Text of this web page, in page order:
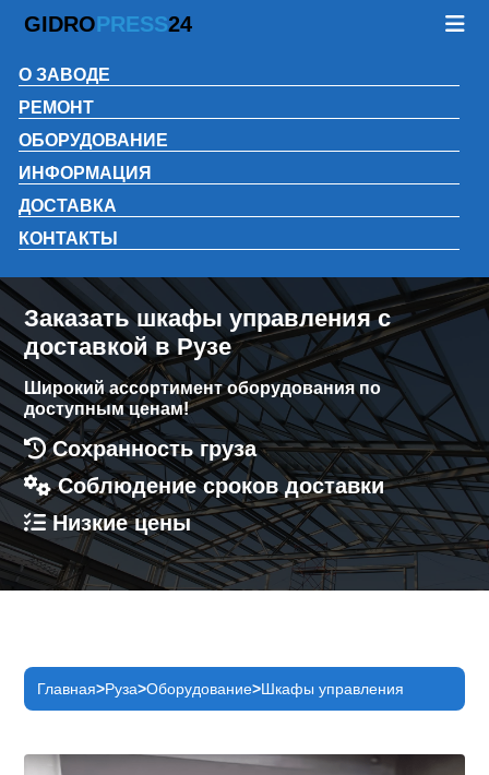
GIDROPRESS24
О ЗАВОДЕ
РЕМОНТ
ОБОРУДОВАНИЕ
ИНФОРМАЦИЯ
ДОСТАВКА
КОНТАКТЫ
Заказать шкафы управления с
доставкой в Рузе
Широкий ассортимент оборудования по
доступным ценам!
Сохранность груза
Соблюдение сроков доставки
Низкие цены
Главная Руза Оборудование Шкафы управления